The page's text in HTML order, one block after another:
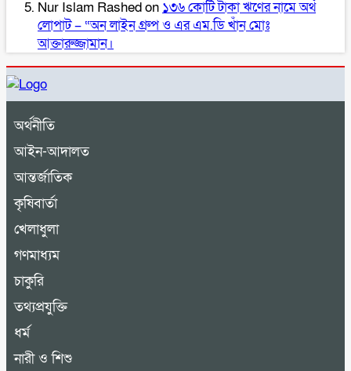
Nur Islam Rashedon ১৩৬ কোটি টাকা ঋণের নামে অর্থ
লোপাট – “অন লাইন গ্রুপ ও এর এম.ডি খাঁন মোঃ
আক্তারুজ্জামান।
অর্থনীতি
আইন-আদালত
আন্তর্জাতিক
কৃষিবার্তা
খেলাধুলা
গণমাধ্যম
চাকুরি
তথ্যপ্রযুক্তি
ধর্ম
নারী ও শিশু